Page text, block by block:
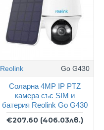
Reolink Go G430
Соларна 4MP IP PTZ
камера със SIM и
батерия Reolink Go G430
€207.60 (406.03лв.)